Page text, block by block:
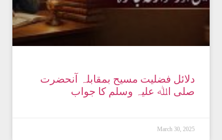
دلائل فضلیت مسیح بمقابلہ آنحضرت
صلی اﷲ علیہ وسلم کا جواب
March 30, 2025